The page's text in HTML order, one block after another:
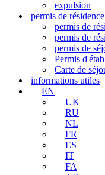
expulsion
permis de résidence
permis de
permis de
permis de
Permis
Carte de
informations utiles
EN
UK
RU
NL
FR
ES
IT
FA